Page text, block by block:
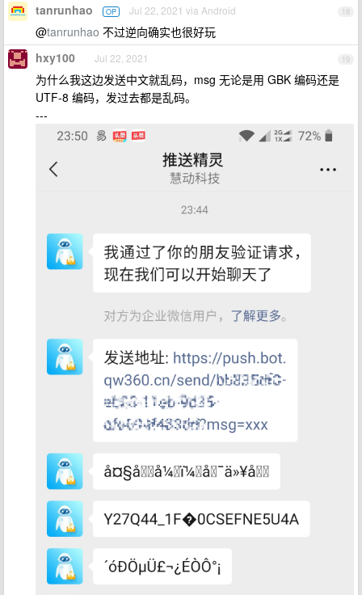
18
tanrunhao OP Jul 22, 2021 via Android
@tanrunhao 不过逆向确实也很好玩
19
hxy100 Jul 22, 2021
为什么我这边发送中文就乱码，msg 无论是用 GBK 编码还是
UTF-8 编码，发过去都是乱码。
---